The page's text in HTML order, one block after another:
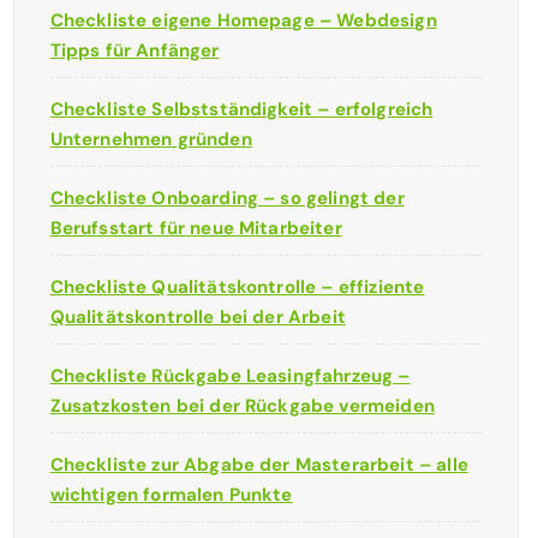
Checkliste eigene Homepage – Webdesign
Tipps für Anfänger
Checkliste Selbstständigkeit – erfolgreich
Unternehmen gründen
Checkliste Onboarding – so gelingt der
Berufsstart für neue Mitarbeiter
Checkliste Qualitätskontrolle – effiziente
Qualitätskontrolle bei der Arbeit
Checkliste Rückgabe Leasingfahrzeug –
Zusatzkosten bei der Rückgabe vermeiden
Checkliste zur Abgabe der Masterarbeit – alle
wichtigen formalen Punkte